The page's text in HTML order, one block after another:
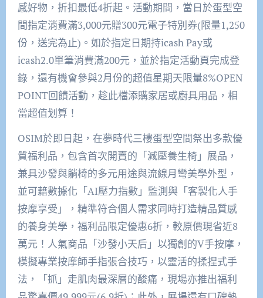
感好物，折扣最低4折起。活動期間，當日於蛋型空
間指定消費滿3,000元贈300元電子特別券(限量1,250
份，送完為止)。如於指定日期持icash Pay或
icash2.0單筆消費滿200元，並於指定活動頁完成登
錄，還有機會參與2月份的超值星期天限量8%OPEN
POINT回饋活動，趁此檔添購家居或廚具用品，相
當超值划算！
OSIM於即日起，在夢時代三樓蛋型空間祭出多款優
質福利品，包含首次開賣的「減壓養生椅」展品，
兼具沙發與躺椅的多元用途與流線月彎美學外型，
並可藉數據化「AI壓力指數」監測與「客製化人手
按摩享受」，精準符合個人需求同時打造精品質感
的養身美學，福利品限定優惠6折，較原價現省近8
萬元！人氣商品「沙發小天后」以獨創的V手按摩，
模擬專業按摩師手指張合技巧，以靈活的揉捏式手
法，「抓」走肌肉最深層的酸痛，現場亦推出福利